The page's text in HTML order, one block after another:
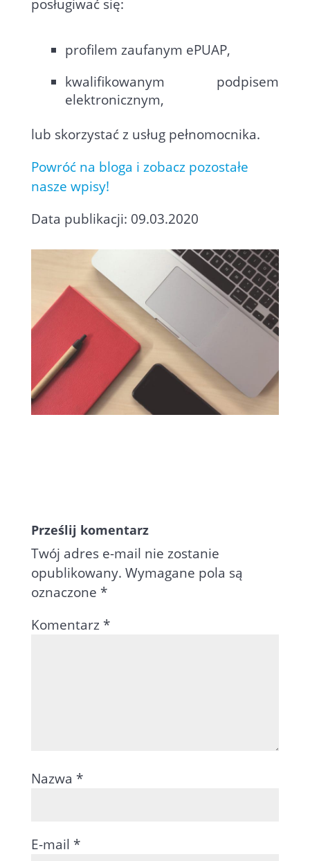
posługiwać się:
profilem zaufanym ePUAP,
kwalifikowanym podpisem
elektronicznym,
lub skorzystać z usług pełnomocnika.
Powróć na bloga i zobacz pozostałe
nasze wpisy!
Data publikacji: 09.03.2020
Prześlij komentarz
Twój adres e-mail nie zostanie
opublikowany. Wymagane pola są
oznaczone *
Komentarz *
Nazwa *
E-mail *